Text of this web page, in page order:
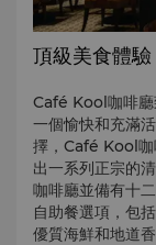
頂級美食體驗
Café Kool咖啡廳
一個愉快和充滿
擇，Café Kool咖
出一系列正宗的
咖啡廳並備有十
自助餐選項，包
優質海鮮和地道